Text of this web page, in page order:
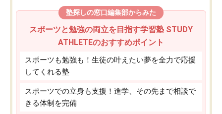
塾探しの窓口編集部からみた
スポーツと勉強の両立を目指す学習塾 STUDY
ATHLETEのおすすめポイント
スポーツも勉強も！生徒の叶えたい夢を全力で応援
してくれる塾
スポーツでの立身も支援！進学、その先まで相談で
きる体制を完備